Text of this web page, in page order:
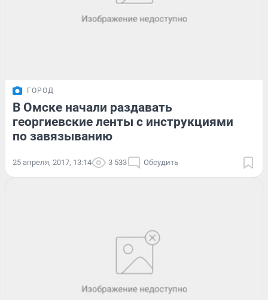
ГОРОД
В Омске начали раздавать
георгиевские ленты с инструкциями
по завязыванию
25 апреля, 2017, 13:14 3 533 Обсудить